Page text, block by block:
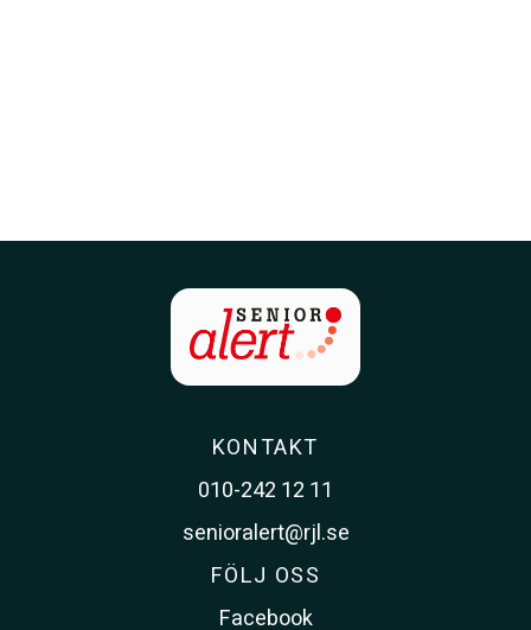
KONTAKT
010-242 12 11
senioralert@rjl.se
FÖLJ OSS
Facebook